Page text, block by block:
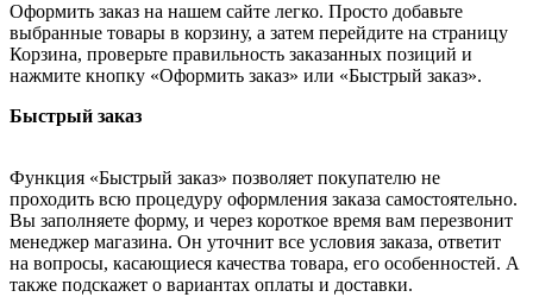
Оформить заказ на нашем сайте легко. Просто добавьте
выбранные товары в корзину, а затем перейдите на страницу
Корзина, проверьте правильность заказанных позиций и
нажмите кнопку «Оформить заказ» или «Быстрый заказ».
Быстрый заказ
Функция «Быстрый заказ» позволяет покупателю не
проходить всю процедуру оформления заказа самостоятельно.
Вы заполняете форму, и через короткое время вам перезвонит
менеджер магазина. Он уточнит все условия заказа, ответит
на вопросы, касающиеся качества товара, его особенностей. А
также подскажет о вариантах оплаты и доставки.